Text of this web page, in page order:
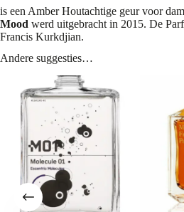
is een Amber Houtachtige geur voor
Mood werd uitgebracht in 2015. De
Francis Kurkdjian.
Andere suggesties…